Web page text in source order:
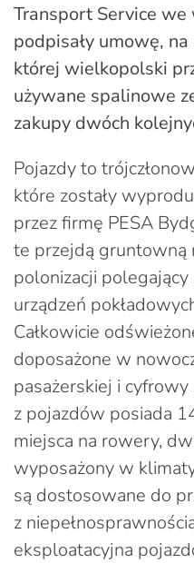
Transport Service
podpisały umowę, na
której wielkopolski
używane spalinowe
zakupy dwóch
Pojazdy to
które zostały
przez firmę PESA
te przejdą gruntowną
polonizacji
urządzeń
Całkowicie
doposażone w
pasażerskiej i
z pojazdów posiada
miejsca na rowery,
wyposażony w
są dostosowane do
z
eksploatacyjna